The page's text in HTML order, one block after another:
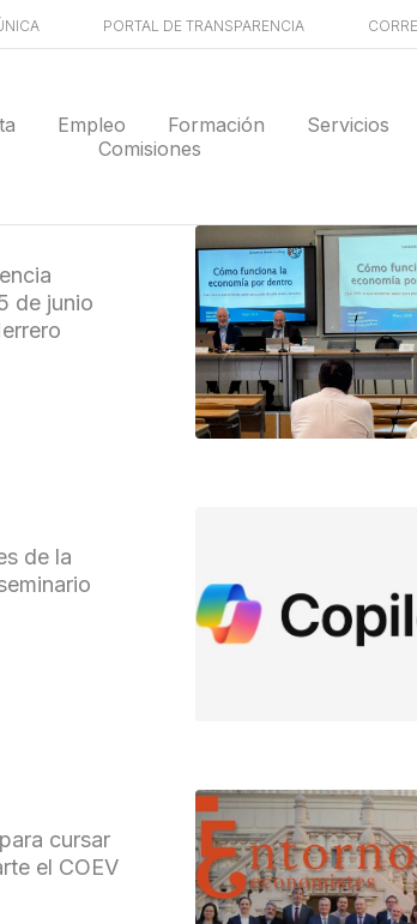
PORTAL DE TRANSPARENCIA
Empleo Formación Servicios
Comisiones
de junio
de la
cursar
el COEV